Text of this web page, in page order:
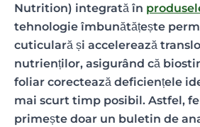
Nutrition) integrată în
tehnologie îmbunătățește
cuticulară și accelerează
nutrienților, asigurând că
foliar corectează deficiențele
mai scurt timp posibil. Astfel,
primește doar un buletin de